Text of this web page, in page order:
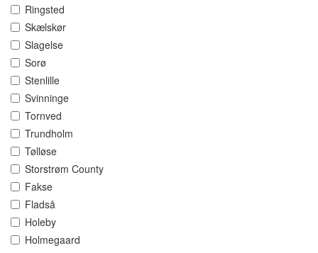
Ringsted
Skælskør
Slagelse
Sorø
Stenlille
Svinninge
Tornved
Trundholm
Tølløse
Storstrøm County
Fakse
Fladså
Holeby
Holmegaard